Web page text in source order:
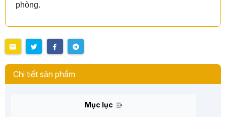
phòng.
Chi tiết sản phẩm
Mục lục